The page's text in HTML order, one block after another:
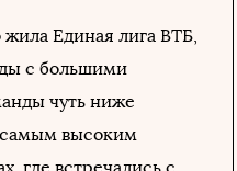
Единая лига ВТБ,
с большими
чуть ниже
самым высоким
где встречались с